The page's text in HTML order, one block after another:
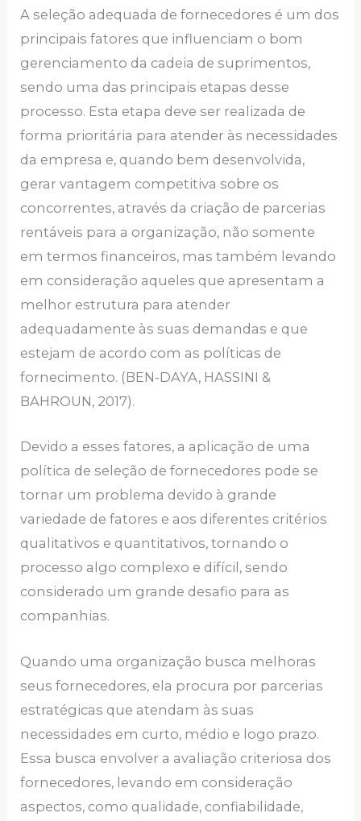
A seleção adequada de fornecedores é um dos
principais fatores que influenciam o bom
gerenciamento da cadeia de suprimentos,
sendo uma das principais etapas desse
processo. Esta etapa deve ser realizada de
forma prioritária para atender às necessidades
da empresa e, quando bem desenvolvida,
gerar vantagem competitiva sobre os
concorrentes, através da criação de parcerias
rentáveis para a organização, não somente
em termos financeiros, mas também levando
em consideração aqueles que apresentam a
melhor estrutura para atender
adequadamente às suas demandas e que
estejam de acordo com as políticas de
fornecimento. (BEN-DAYA, HASSINI &
BAHROUN, 2017).
Devido a esses fatores, a aplicação de uma
política de seleção de fornecedores pode se
tornar um problema devido à grande
variedade de fatores e aos diferentes critérios
qualitativos e quantitativos, tornando o
processo algo complexo e difícil, sendo
considerado um grande desafio para as
companhias.
Quando uma organização busca melhoras
seus fornecedores, ela procura por parcerias
estratégicas que atendam às suas
necessidades em curto, médio e logo prazo.
Essa busca envolver a avaliação criteriosa dos
fornecedores, levando em consideração
aspectos, como qualidade, confiabilidade,